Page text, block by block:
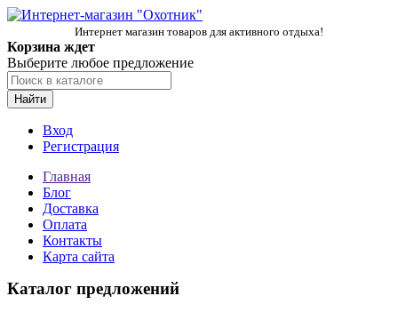
Интернет магазин товаров для активного отдыха!
Корзина ждет
Выберите любое предложение
Найти
Вход
Регистрация
Главная
Блог
Доставка
Оплата
Контакты
Карта сайта
Каталог предложений